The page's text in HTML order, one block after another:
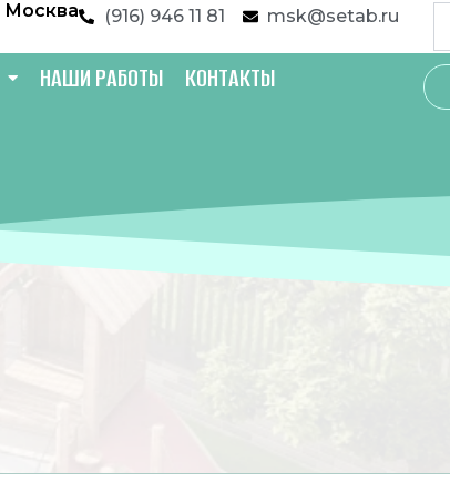
Москва (916) 946 11 81 msk@setab.ru
НАШИ РАБОТЫ КОНТАКТЫ